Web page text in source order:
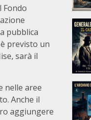
Fondo
pubblica
previsto un
sarà il
nelle aree
Anche il
aggiungere